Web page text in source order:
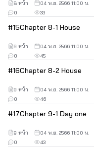
33
0
8 หน้า 04 พ.ย. 2566 11:00 น.
#15Chapter 8-1 House
45
0
9 หน้า 04 พ.ย. 2566 11:00 น.
#16Chapter 8-2 House
46
0
9 หน้า 04 พ.ย. 2566 11:00 น.
#17Chapter 9-1 Day one
43
0
9 หน้า 04 พ.ย. 2566 11:00 น.